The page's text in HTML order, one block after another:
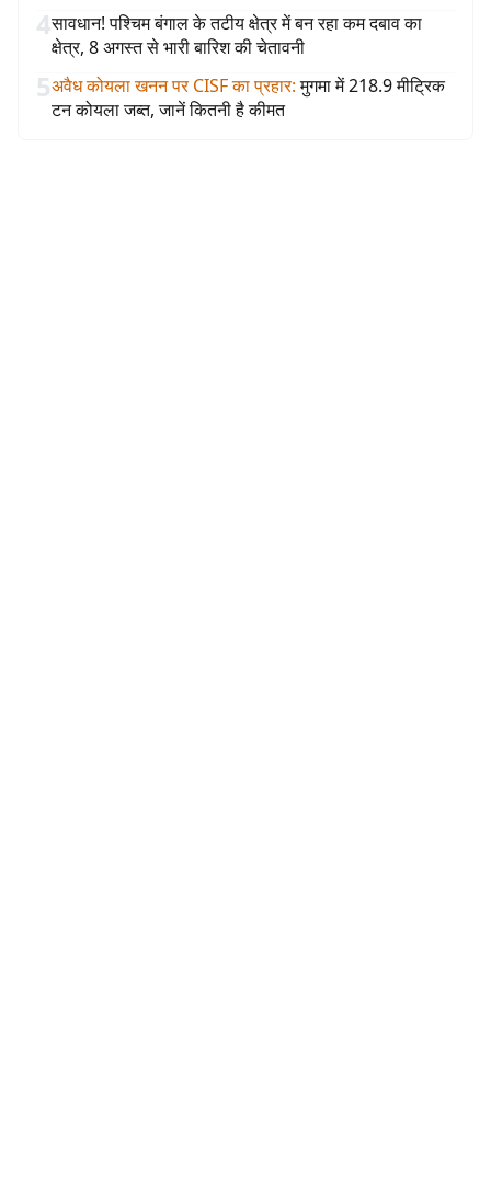
4सावधान! पश्चिम बंगाल के तटीय क्षेत्र में बन रहा कम दबाव का
क्षेत्र, 8 अगस्त से भारी बारिश की चेतावनी
5अवैध कोयला खनन पर CISF का प्रहार: मुगमा में 218.9 मीट्रिक
टन कोयला जब्त, जानें कितनी है कीमत